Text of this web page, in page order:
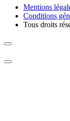
Mentions
Conditions
Tous droits